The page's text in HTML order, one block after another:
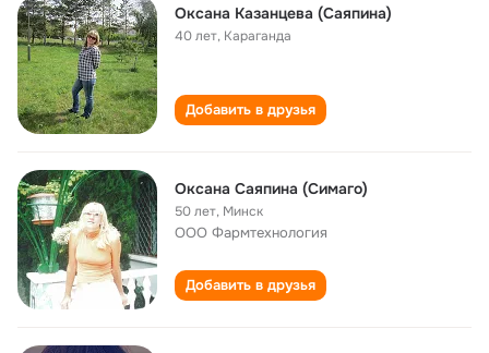
Оксана Казанцева (Саяпина)
40 лет, Караганда
Добавить в друзья
Оксана Саяпина (Симаго)
50 лет, Минск
ООО Фармтехнология
Добавить в друзья